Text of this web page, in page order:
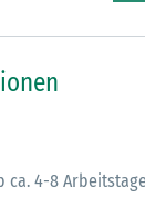
ca. 4-8